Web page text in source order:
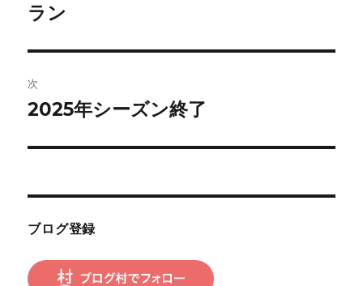
ナ
ビ
ゲ
ー
シ
ン
の
稿:
ラン
次
次
投
2025年シーズン終了
ブログ登録